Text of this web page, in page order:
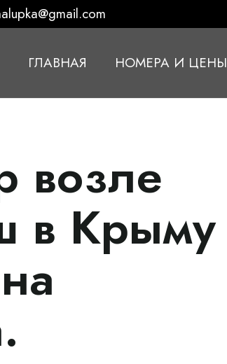
ГЛАВНАЯ НОМЕРА И ЦЕНЫ
возле
в Крыму